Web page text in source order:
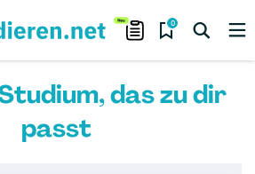
0
das zu dir
passt